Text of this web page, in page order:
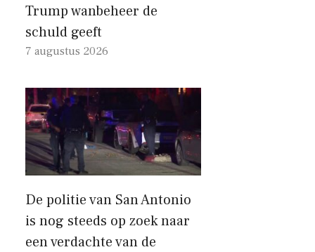
Trump wanbeheer de
schuld geeft
7 augustus 2026
De politie van San Antonio
is nog steeds op zoek naar
een verdachte van de